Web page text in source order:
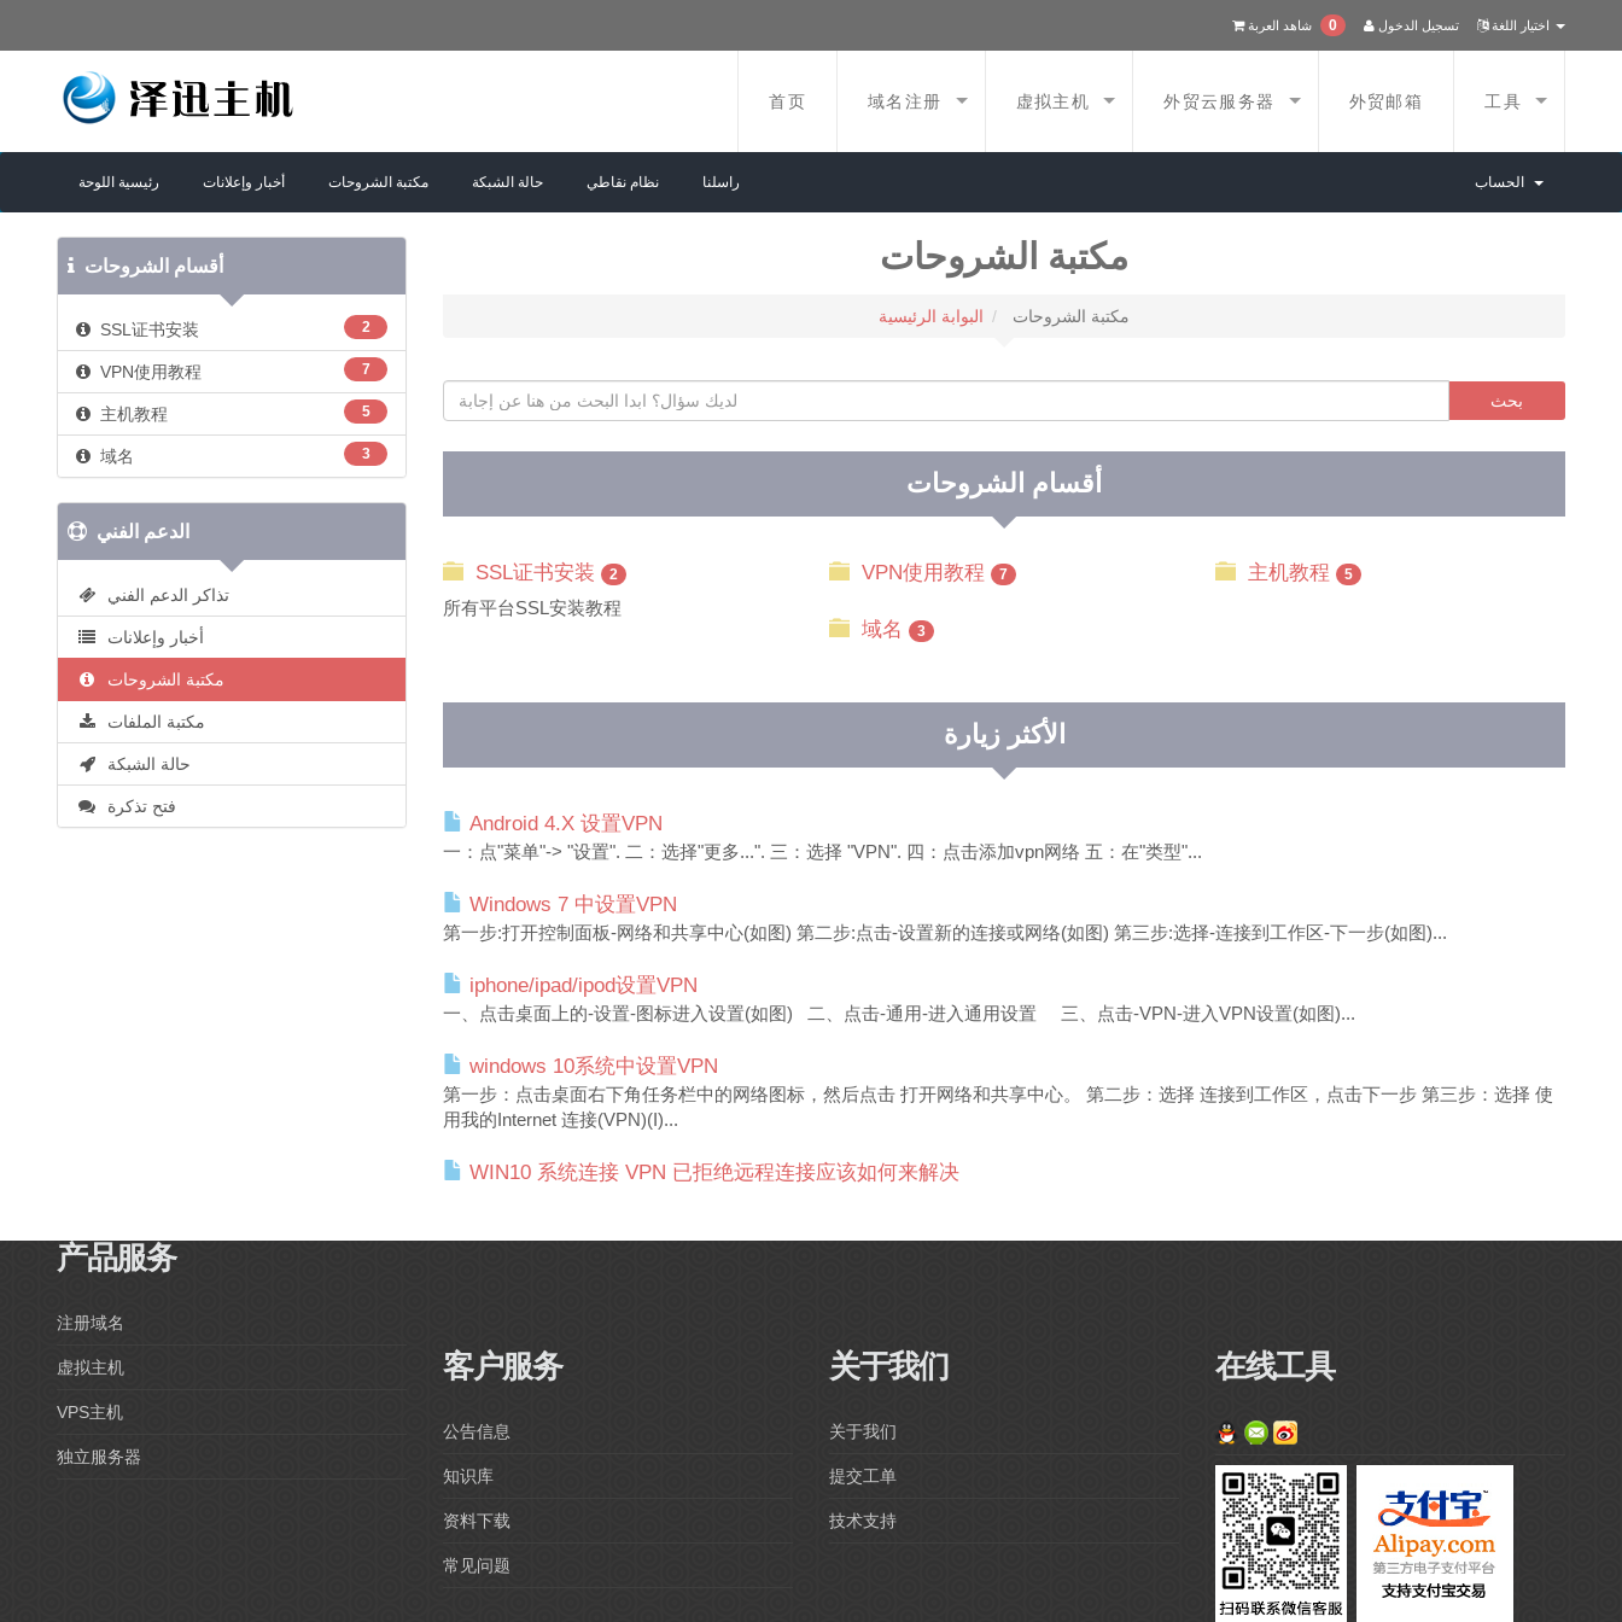
تسجيل الدخول 0
首页 域名注册 虚拟主机 外贸云服务器 外贸邮箱 工具
رئيسية اللوحة أخبار وإعلانات مكتبة الشروحات حالة الشبكة نظام نقاطي راسلنا
مكتبة الشروحات
البوابة الرئيسية مكتبة الشروحات
أقسام الشروحات
SSL证书安装 2
VPN使用教程 7
主机教程 5
域名 3
أقسام الشروحات
SSL证书安装 2
所有平台SSL安装教程
VPN使用教程 7 主机教程 5
域名 3
الأكثر زيارة
Android 4.X 设置VPN
一：点"菜单"-> "设置". 二：选择"更多...". 三：选择 "VPN". 四：点击添加vpn网络 五：在"类型"...
Windows 7 中设置VPN
第一步:打开控制面板-网络和共享中心(如图) 第二步:点击-设置新的连接或网络(如图) 第三步:选择-连接到工作区-下一步(如图)...
iphone/ipad/ipod设置VPN
一、点击桌面上的-设置-图标进入设置(如图) 二、点击-通用-进入通用设置 三、点击-VPN-进入VPN设置(如图)...
windows 10系统中设置VPN
第一步：点击桌面右下角任务栏中的网络图标，然后点击 打开网络和共享中心。 第二步：选择 连接到工作区，点击下一步 第三步：选择 使
用我的Internet 连接(VPN)(I)...
WIN10 系统连接 VPN 已拒绝远程连接应该如何来解决
الدعم الفني
تذاكر الدعم الفني
أخبار وإعلانات
مكتبة الشروحات
مكتبة الملفات
حالة الشبكة
فتح تذكرة
产品服务
注册域名
虚拟主机
VPS主机
独立服务器
客户服务
公告信息
知识库
资料下载
常见问题
关于我们
关于我们
提交工单
技术支持
在线工具